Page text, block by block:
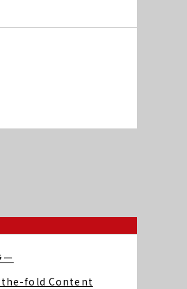
ー
the-fold Content